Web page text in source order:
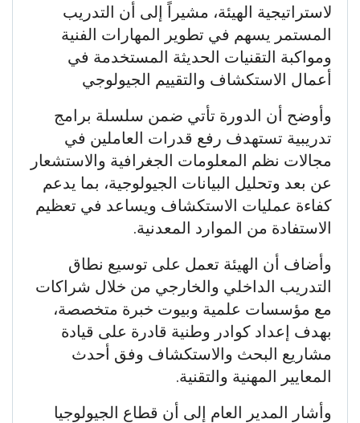
لاستراتيجية الهيئة، مشيراً إلى أن التدريب
المستمر يسهم في تطوير المهارات الفنية
ومواكبة التقنيات الحديثة المستخدمة في
أعمال الاستكشاف والتقييم الجيولوجي
وأوضح أن الدورة تأتي ضمن سلسلة برامج
تدريبية تستهدف رفع قدرات العاملين في
مجالات نظم المعلومات الجغرافية والاستشعار
عن بعد وتحليل البيانات الجيولوجية، بما يدعم
كفاءة عمليات الاستكشاف ويساعد في تعظيم
الاستفادة من الموارد المعدنية.
وأضاف أن الهيئة تعمل على توسيع نطاق
التدريب الداخلي والخارجي من خلال شراكات
مع مؤسسات علمية وبيوت خبرة متخصصة،
بهدف إعداد كوادر وطنية قادرة على قيادة
مشاريع البحث والاستكشاف وفق أحدث
المعايير المهنية والتقنية.
وأشار المدير العام إلى أن قطاع الجيولوجيا